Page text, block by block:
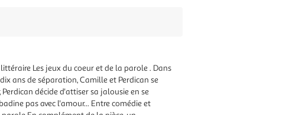
Les jeux du coeur et de la parole . Dans
ans de séparation, Camille et Perdican se
décide d'attiser sa jalousie en se
pas avec l'amour... Entre comédie et